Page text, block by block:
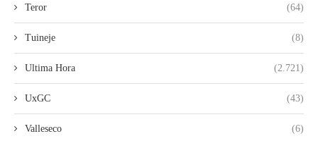
Teror (64)
Tuineje (8)
Ultima Hora (2.721)
UxGC (43)
Valleseco (6)